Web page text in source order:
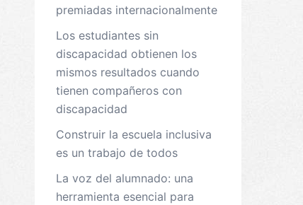
premiadas internacionalmente
Los estudiantes sin
discapacidad obtienen los
mismos resultados cuando
tienen compañeros con
discapacidad
Construir la escuela inclusiva
es un trabajo de todos
La voz del alumnado: una
herramienta esencial para